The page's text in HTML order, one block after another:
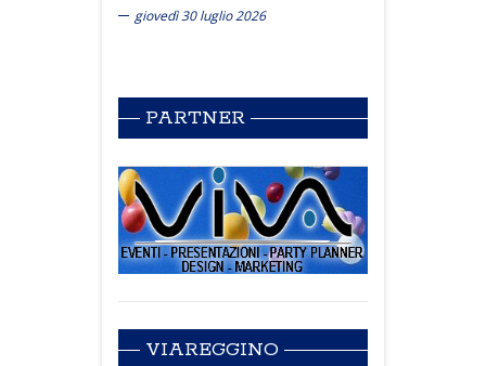
giovedì 30 luglio 2026
PARTNER
VIAREGGINO